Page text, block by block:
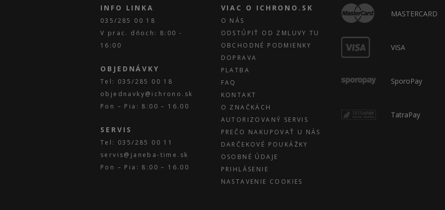
INFO LINKA
035/285 00 18
V prac. dňoch: 8:00 -
16:00
OBJEDNÁVKY
Tel: 035/285 00 18
objednavky@ichrono.sk
Pon – Pia: 8:00 – 16.00
SERVIS
Tel: 035/285 00 11
servis@janeba-time.sk
Pon – Pia: 8:00 – 16.00
VIAC O ICHRONO.SK
O NÁS
ODSTÚPIŤ OD ZMLUVY TU
OBCHODNÉ PODMIENKY
DOPRAVA
PLATBA
FAQ
KONTAKT
O ZNAČKÁCH
AUTORIZOVANÝ SERVIS
PREČO NAKUPOVAŤ U NÁS
DARČEKOVÉ POUKÁŽKY
OSOBNÉ ÚDAJE
PRIHLÁSENIE
NASTAVENIE COOKIES
MASTERCARD
VISA
SporoPay
TatraPay